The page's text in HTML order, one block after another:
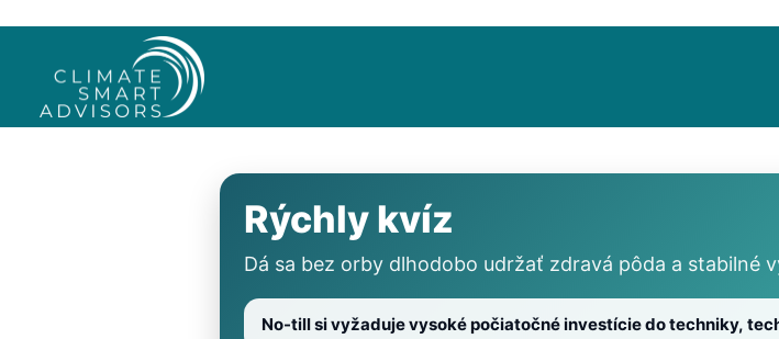
Rýchly kvíz
Dá sa bez orby dlhodobo udržať zdravá pôda a stabilné
No-till si vyžaduje vysoké počiatočné investície do techniky,